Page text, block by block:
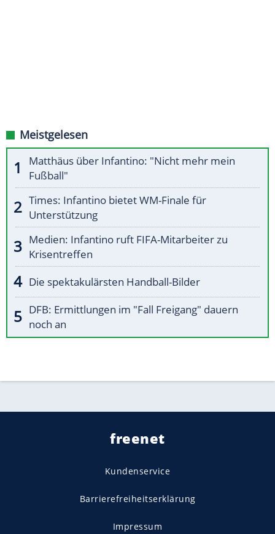
Meistgelesen
Matthäus über Infantino: "Nicht mehr mein
Fußball"
Times: Infantino bietet WM-Finale für
Unterstützung
Medien: Infantino ruft FIFA-Mitarbeiter zu
Krisentreffen
Die spektakulärsten Handball-Bilder
DFB: Ermittlungen im "Fall Freigang" dauern
noch an
freenet
Kundenservice
Barrierefreiheitserklärung
Impressum